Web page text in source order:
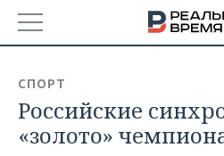
БАШКОРТОСТАН
ТАТАРСТАН
НОВОСТИ
АНАЛИТИКА
СПОРТ
Российские
«золото»